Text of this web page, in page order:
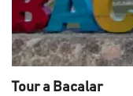
Tour a Bacalar